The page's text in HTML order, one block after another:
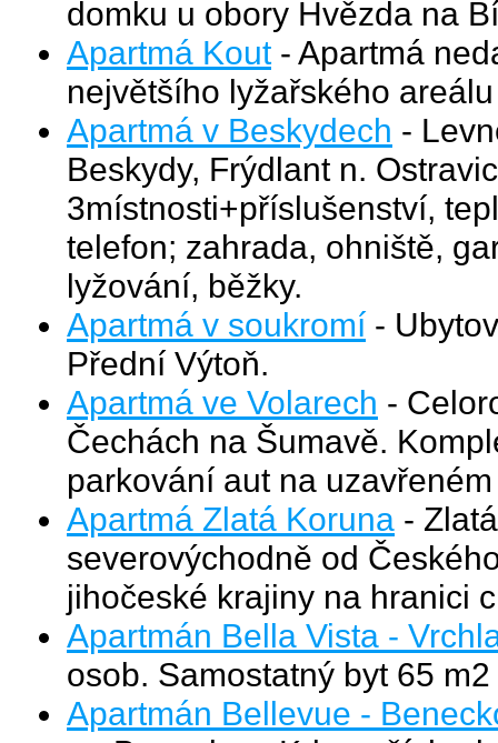
domku u obory Hvězda na
Apartmá Kout- Apartmá
největšího lyžařského
Apartmá v Beskydech -
Beskydy, Frýdlant n.
3místnosti+příslušenství,
telefon; zahrada, ohniště,
lyžování, běžky.
Apartmá v soukromí-
Přední Výtoň.
Apartmá ve Volarech -
Čechách na Šumavě.
parkování aut na
Apartmá Zlatá Koruna -
severovýchodně od
jihočeské krajiny na hranici
Apartmán Bella Vista -
osob. Samostatný byt 65
Apartmán Bellevue -